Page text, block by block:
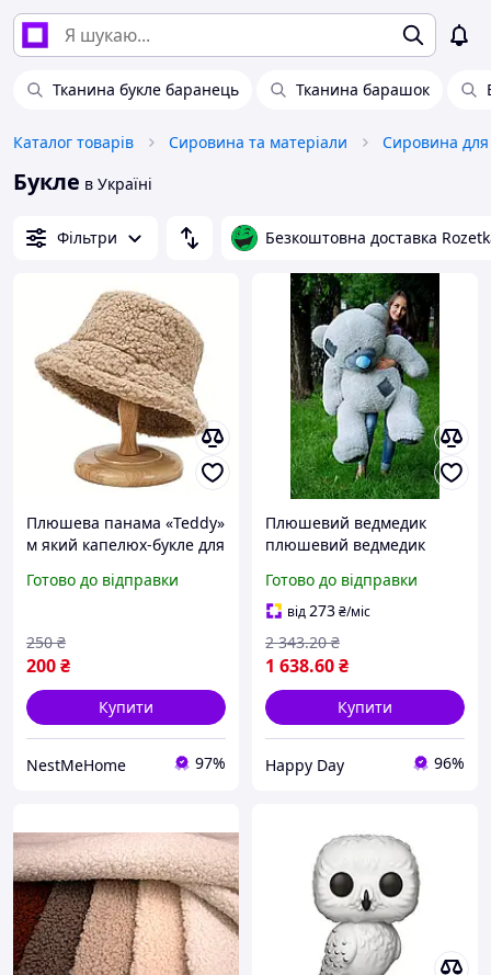
Тканина букле баранець Тканина барашок
Каталог товарів Сировина та матеріали Сировина для
Букле в Україні
Фільтри Безкоштовна доставка
Плюшева панама «Teddy»
м який капелюх-букле для
Готово до відправки
200₴
250 ₴
Купити
NestMeHome 97%
Плюшевий ведмедик
плюшевий ведмедик
березня плюшевий
ведмедик Потап 150 см
Букле
Готово до відправки
від273₴/міс
1 638.60₴
2 343.20 ₴
Купити
Happy Day 96%